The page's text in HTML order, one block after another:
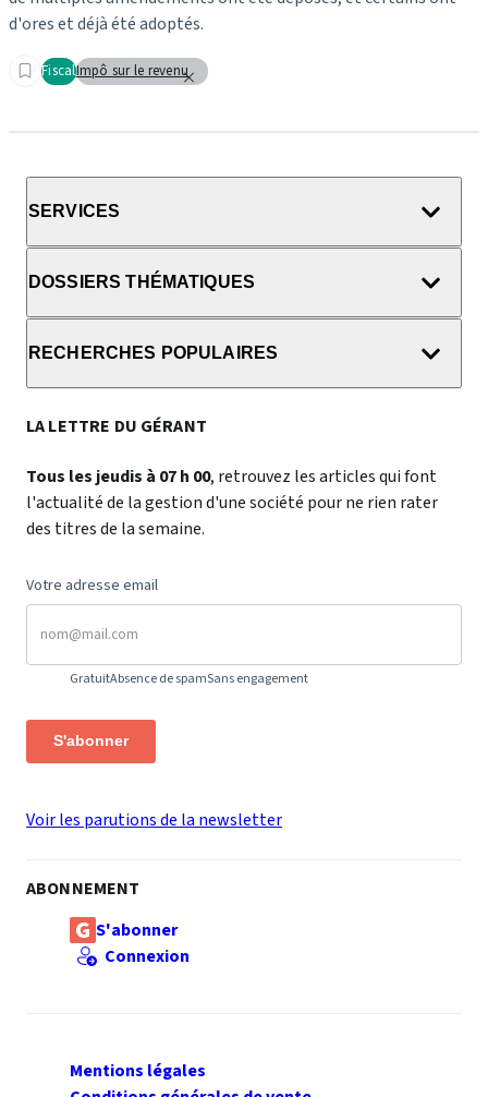
d'ores et déjà été adoptés.
FiscalImpô sur le revenu
SERVICES
DOSSIERS THÉMATIQUES
RECHERCHES POPULAIRES
LA LETTRE DU GÉRANT
Tous les jeudis à 07 h 00, retrouvez les articles qui font
l'actualité de la gestion d'une société pour ne rien rater
des titres de la semaine.
Votre adresse email
GratuitAbsence de spamSans engagement
S'abonner
Voir les parutions de la newsletter
ABONNEMENT
S'abonner
Connexion
Mentions légales